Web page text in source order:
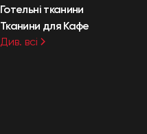
Готельні тканини
Тканини для Кафе
Див. всі